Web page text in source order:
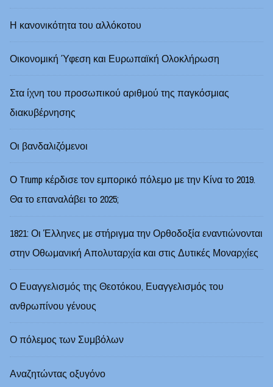
Η κανονικότητα του αλλόκοτου
Οικονομική Ύφεση και Ευρωπαϊκή Ολοκλήρωση
Στα ίχνη του προσωπικού αριθμού της παγκόσμιας
διακυβέρνησης
Οι βανδαλιζόμενοι
Ο Trump κέρδισε τον εμπορικό πόλεμο με την Κίνα το 2019.
Θα το επαναλάβει το 2025;
1821: Οι Έλληνες με στήριγμα την Ορθοδοξία εναντιώνονται
στην Οθωμανική Απολυταρχία και στις Δυτικές Μοναρχίες
Ο Ευαγγελισμός της Θεοτόκου, Ευαγγελισμός του
ανθρωπίνου γένους
Ο πόλεμος των Συμβόλων
Αναζητώντας οξυγόνο